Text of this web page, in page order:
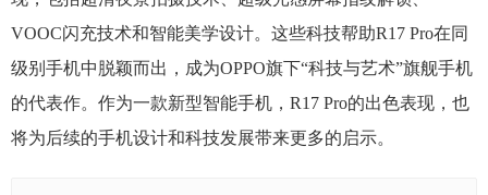
VOOC闪充技术和智能美学设计。这些科技帮助R17 Pro在同
级别手机中脱颖而出，成为OPPO旗下“科技与艺术”旗舰手机
的代表作。作为一款新型智能手机，R17 Pro的出色表现，也
将为后续的手机设计和科技发展带来更多的启示。